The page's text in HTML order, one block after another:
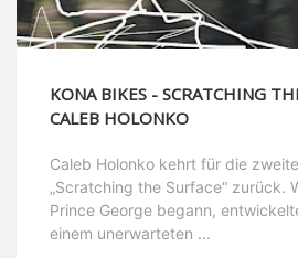
KONA BIKES - SCRATCHING
CALEB HOLONKO
Caleb Holonko kehrt für die
„Scratching the Surface“ zurück.
Prince George begann,
einem unerwarteten ...